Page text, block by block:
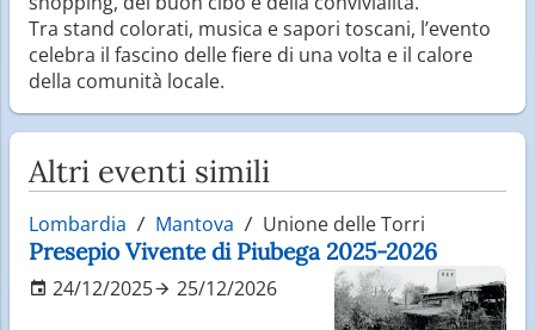
Tra stand colorati, musica e sapori toscani, l’evento
celebra il fascino delle fiere di una volta e il calore
della comunità locale.
Altri eventi simili
Lombardia Mantova Unione delle Torri
Presepio Vivente di Piubega 2025-2026
24/12/2025 25/12/2026